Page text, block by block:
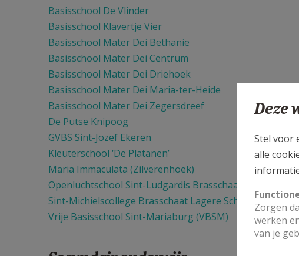
Basisschool De Vlinder
Basisschool Klavertje Vier
Basisschool Mater Dei Bethanie
Basisschool Mater Dei Centrum
Basisschool Mater Dei Driehoek
Basisschool Mater Dei Maria-ter-Heide
Basisschool Mater Dei Zegersdreef
De Putse Knipoog
GVBS Sint-Jozef Ekeren
Kleuterschool ‘De Platanen’
Maria Immaculata (Zilverenhoek)
Openluchtschool Sint-Ludgardis Brasschaat
Sint-Michielscollege Brasschaat Lagere School
Vrije Basisschool Sint-Mariaburg (VBSM)
Deze
Stel voor
alle
Zorgen
werken
van je